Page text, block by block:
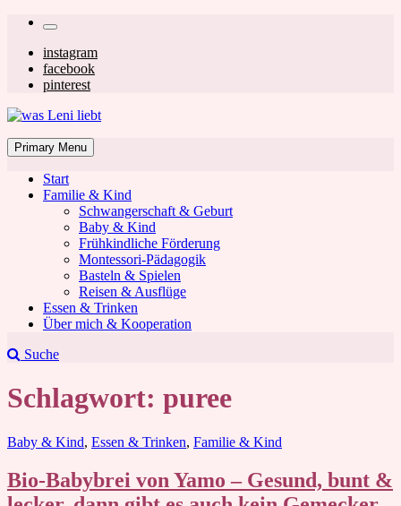
Skip
content
Secondary
left
navigation
Secondary
right
navigation
instagram
facebook
pinterest
was Leni liebt
Mom & Lifestyle Blog
Primary Menu
Start
Familie & Kind
Schwangerschaft & Geburt
Baby & Kind
Frühkindliche Förderung
Montessori-Pädagogik
Basteln & Spielen
Reisen & Ausflüge
Essen & Trinken
Über mich & Kooperation
Suche
Schlagwort: puree
Blog
Baby & Kind, Essen & Trinken, Familie & Kind
Bio-Babybrei von Yamo – Gesund, bunt &